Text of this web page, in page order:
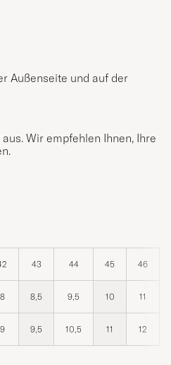
Außenseite und auf der
Wir empfehlen Ihnen, Ihre
43 44 45 46
8 8,5 9,5 10 11
9 9,5 10,5 11 12